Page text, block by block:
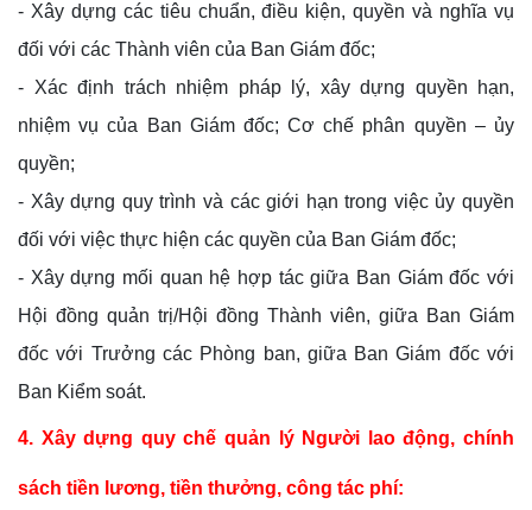
- Xây dựng các tiêu chuẩn, điều kiện, quyền và nghĩa vụ
đối với các Thành viên của Ban Giám đốc;
- Xác định trách nhiệm pháp lý, xây dựng quyền hạn,
nhiệm vụ của Ban Giám đốc; Cơ chế phân quyền – ủy
quyền;
- Xây dựng quy trình và các giới hạn trong việc ủy quyền
đối với việc thực hiện các quyền của Ban Giám đốc;
- Xây dựng mối quan hệ hợp tác giữa Ban Giám đốc với
Hội đồng quản trị/Hội đồng Thành viên, giữa Ban Giám
đốc với Trưởng các Phòng ban, giữa Ban Giám đốc với
Ban Kiểm soát.
4. Xây dựng quy chế quản lý Người lao động, chính
sách tiền lương, tiền thưởng, công tác phí: